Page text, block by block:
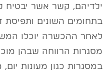
ילדיהם, קשר אשר יבטיח
בתחומים השונים ותפיסת
לאחר ההכשרה יוכלו
מסגרות הרווחה שבהן
במסגרות כגון מעונות